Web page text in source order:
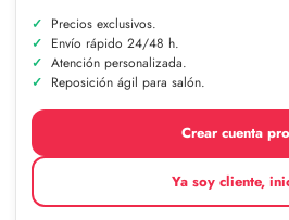
Precios exclusivos.
Envío rápido 24/48 h.
Atención personalizada.
Reposición ágil para salón.
Crear cuenta
Ya soy cliente,